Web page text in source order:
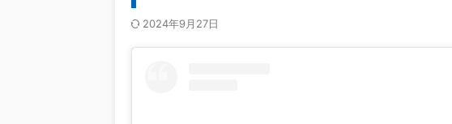
2024年9月27日